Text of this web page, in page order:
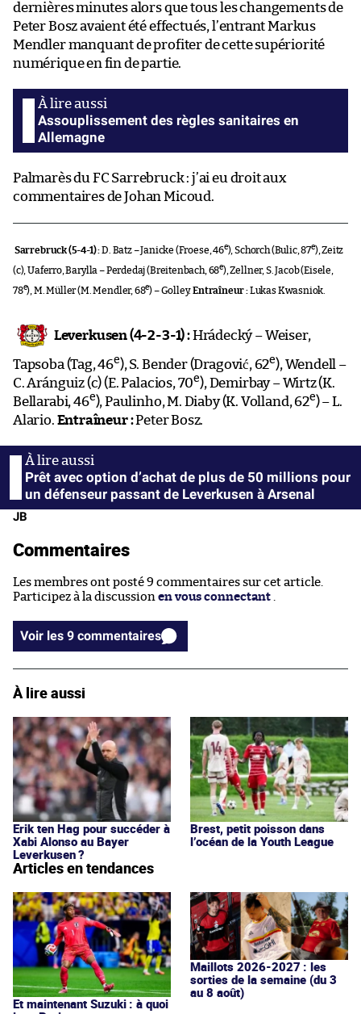
dernières minutes alors que tous les changements de
Peter Bosz avaient été effectués, l’entrant Markus
Mendler manquant de profiter de cette supériorité
numérique en fin de partie.
Assouplissement des règles sanitaires en
Allemagne
Palmarès du FC Sarrebruck : j’ai eu droit aux
commentaires de Johan Micoud.
Sarrebruck (5-4-1) :D. Batz – Janicke (Froese, 46e), Schorch (Bulic, 87e), Zeitz
(c), Uaferro, Barylla – Perdedaj (Breitenbach, 68e), Zellner, S. Jacob (Eisele,
78e), M. Müller (M. Mendler, 68e) – Golley.Entraîneur :Lukas Kwasniok.
Leverkusen (4-2-3-1) :Hrádecký – Weiser,
Tapsoba (Tag, 46e), S. Bender (Dragović, 62e), Wendell –
C. Aránguiz (c) (E. Palacios, 70e), Demirbay – Wirtz (K.
Bellarabi, 46e), Paulinho, M. Diaby (K. Volland, 62e) – L.
Alario. Entraîneur :Peter Bosz.
Prêt avec option d’achat de plus de 50 millions pour
un défenseur passant de Leverkusen à Arsenal
JB
Commentaires
Les membres ont posté 9 commentaires sur cet article.
Participez à la discussion en vous connectant .
Voir les 9 commentaires
À lire aussi
Erik ten Hag pour succéder à
Xabi Alonso au Bayer
Leverkusen ?
Brest, petit poisson dans
l’océan de la Youth League
Articles en tendances
Et maintenant Suzuki : à quoi
Maillots 2026-2027 : les
sorties de la semaine (du 3
au 8 août)